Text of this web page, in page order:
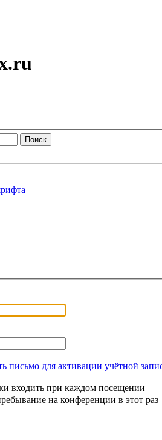
письмо для активации учётной
входить при каждом посещении
на конференции в этот раз